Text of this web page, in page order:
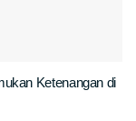
Ketenangan di